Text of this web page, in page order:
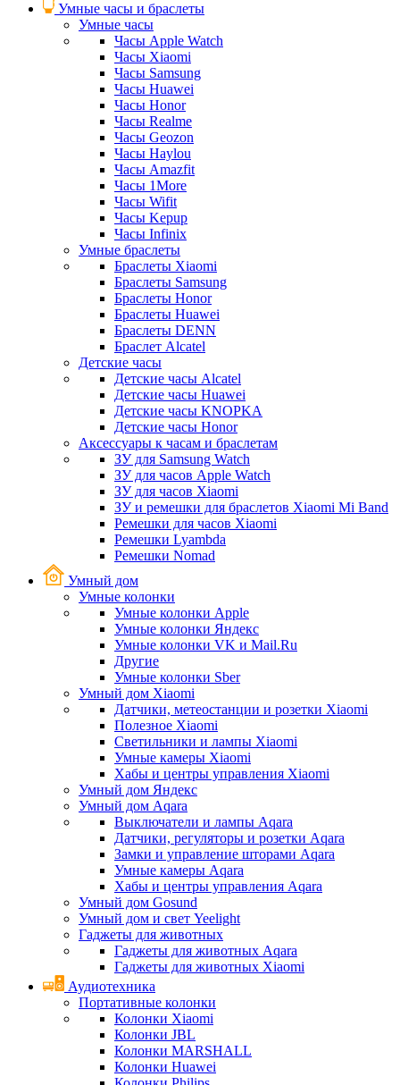
Умные часы и браслеты
Умные часы
Часы Apple Watch
Часы Xiaomi
Часы Samsung
Часы Huawei
Часы Honor
Часы Realme
Часы Geozon
Часы Haylou
Часы Amazfit
Часы 1More
Часы Wifit
Часы Kepup
Часы Infinix
Умные браслеты
Браслеты Xiaomi
Браслеты Samsung
Браслеты Honor
Браслеты Huawei
Браслеты DENN
Браслет Alcatel
Детские часы
Детские часы Alcatel
Детские часы Huawei
Детские часы KNOPKA
Детские часы Honor
Аксессуары к часам и браслетам
ЗУ для Samsung Watch
ЗУ для часов Apple Watch
ЗУ для часов Xiaomi
ЗУ и ремешки для браслетов Xiaomi Mi Band
Ремешки для часов Xiaomi
Ремешки Lyambda
Ремешки Nomad
Умный дом
Умные колонки
Умные колонки Apple
Умные колонки Яндекс
Умные колонки VK и Mail.Ru
Другие
Умные колонки Sber
Умный дом Xiaomi
Датчики, метеостанции и розетки Xiaomi
Полезное Xiaomi
Светильники и лампы Xiaomi
Умные камеры Xiaomi
Хабы и центры управления Xiaomi
Умный дом Яндекс
Умный дом Aqara
Выключатели и лампы Aqara
Датчики, регуляторы и розетки Aqara
Замки и управление шторами Aqara
Умные камеры Aqara
Хабы и центры управления Aqara
Умный дом Gosund
Умный дом и свет Yeelight
Гаджеты для животных
Гаджеты для животных Aqara
Гаджеты для животных Xiaomi
Аудиотехника
Портативные колонки
Колонки Xiaomi
Колонки JBL
Колонки MARSHALL
Колонки Huawei